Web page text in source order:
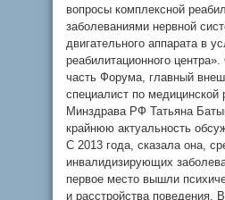
вопросы комплексной
заболеваниями нервной
двигательного аппарата в
реабилитационного
часть Форума, главный
специалист по медицинской
Минздрава РФ Татьяна
крайнюю актуальность
С 2013 года, сказала она,
инвалидизирующих
первое место вышли
и расстройства поведения.